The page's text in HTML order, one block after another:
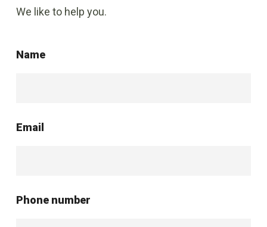
We like to help you.
Name
Email
Phone number